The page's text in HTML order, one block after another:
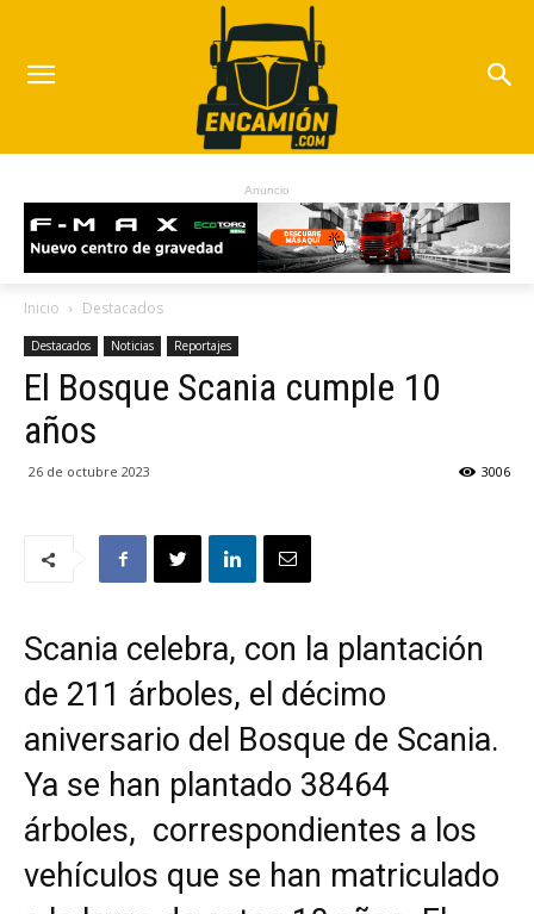
Anuncio
Inicio Destacados
Destacados Noticias Reportajes
El Bosque Scania cumple 10
años
26 de octubre 2023 3006
Scania celebra, con la plantación
de 211 árboles, el décimo
aniversario del Bosque de Scania.
Ya se han plantado 38464
árboles, correspondientes a los
vehículos que se han matriculado